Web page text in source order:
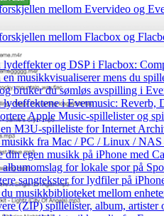
mellom Evervideo og
mellom Flacbox og
og DSP i Flacbox:
en musikkvisualiserer mens du
bruker du sømløs avspilling i
i Evermusic: Reverb,
Apple Music-spillelister og
M3U-spilleliste for Internet
fra Mac / PC / Linux /
din egen musikk på iPhone med
albumomslag for lokale spor på
sangtekster for lydfiler på
musikkbiblioteket mellom
(ZIP) spillelister, album,